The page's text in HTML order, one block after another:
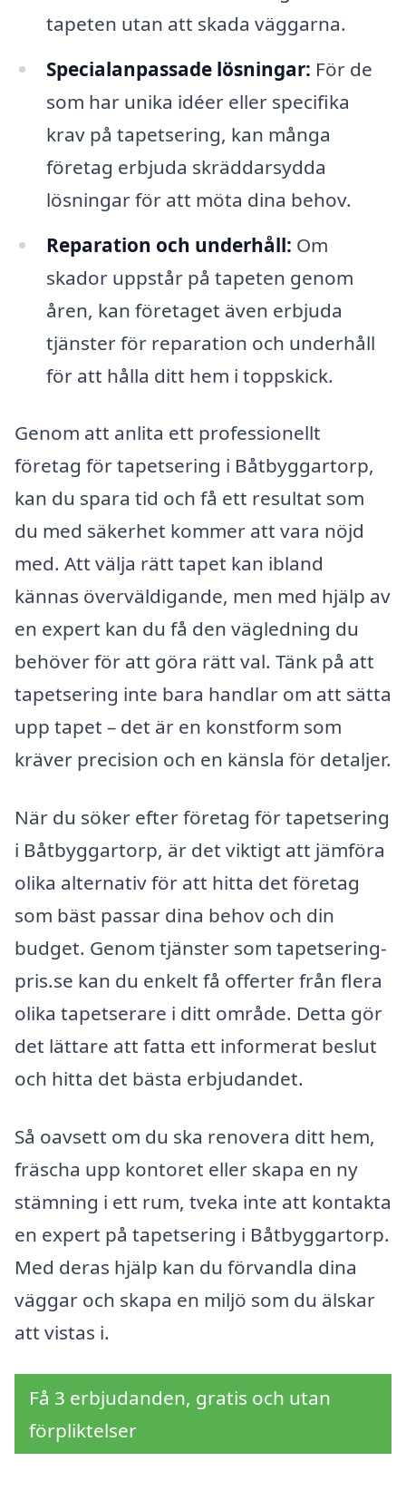
tapeten utan att skada väggarna.
Specialanpassade lösningar: För de
som har unika idéer eller specifika
krav på tapetsering, kan många
företag erbjuda skräddarsydda
lösningar för att möta dina behov.
Reparation och underhåll: Om
skador uppstår på tapeten genom
åren, kan företaget även erbjuda
tjänster för reparation och underhåll
för att hålla ditt hem i toppskick.
Genom att anlita ett professionellt
företag för tapetsering i Båtbyggartorp,
kan du spara tid och få ett resultat som
du med säkerhet kommer att vara nöjd
med. Att välja rätt tapet kan ibland
kännas överväldigande, men med hjälp av
en expert kan du få den vägledning du
behöver för att göra rätt val. Tänk på att
tapetsering inte bara handlar om att sätta
upp tapet – det är en konstform som
kräver precision och en känsla för detaljer.
När du söker efter företag för tapetsering
i Båtbyggartorp, är det viktigt att jämföra
olika alternativ för att hitta det företag
som bäst passar dina behov och din
budget. Genom tjänster som tapetsering-
pris.se kan du enkelt få offerter från flera
olika tapetserare i ditt område. Detta gör
det lättare att fatta ett informerat beslut
och hitta det bästa erbjudandet.
Så oavsett om du ska renovera ditt hem,
fräscha upp kontoret eller skapa en ny
stämning i ett rum, tveka inte att kontakta
en expert på tapetsering i Båtbyggartorp.
Med deras hjälp kan du förvandla dina
väggar och skapa en miljö som du älskar
att vistas i.
Få 3 erbjudanden, gratis och utan
förpliktelser